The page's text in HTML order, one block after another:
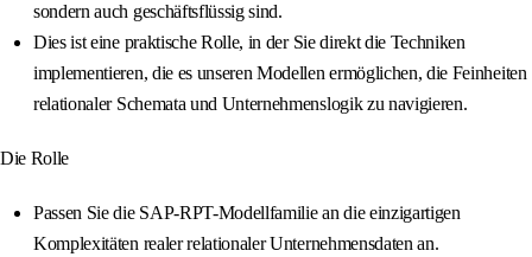
sondern auch geschäftsflüssig sind.
Dies ist eine praktische Rolle, in der Sie direkt die Techniken
implementieren, die es unseren Modellen ermöglichen, die Feinheiten
relationaler Schemata und Unternehmenslogik zu navigieren.
Die Rolle
Passen Sie die SAP‑RPT-Modellfamilie an die einzigartigen
Komplexitäten realer relationaler Unternehmensdaten an.